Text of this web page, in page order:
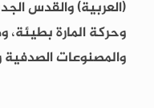
(العربية) والقدس
وحركة المارة
والمصنوعات الصدفية